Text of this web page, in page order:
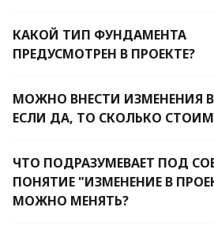
КАКОЙ ТИП ФУНДАМЕНТА
ПРЕДУСМОТРЕН В ПРОЕКТЕ?
МОЖНО ВНЕСТИ ИЗМЕНЕНИЯ В
ЕСЛИ ДА, ТО СКОЛЬКО
ЧТО ПОДРАЗУМЕВАЕТ ПОД
ПОНЯТИЕ "ИЗМЕНЕНИЕ В
МОЖНО МЕНЯТЬ?